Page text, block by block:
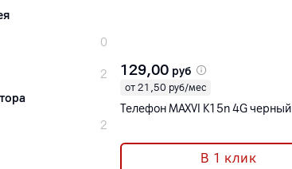
0
2
2
129,00 руб
от 21,50 руб/мес
Телефон MAXVI K15n 4G черный
В 1 клик